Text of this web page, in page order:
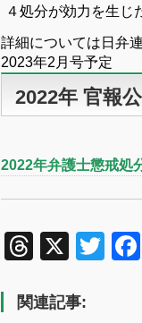
４処分が効力を生
詳細については日弁
2023年2月号予定
2022年 官報
2022年弁護士懲戒処
Threads
X
関連記事: